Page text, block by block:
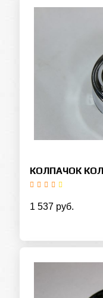
КОЛПАЧОК
1 537 руб.